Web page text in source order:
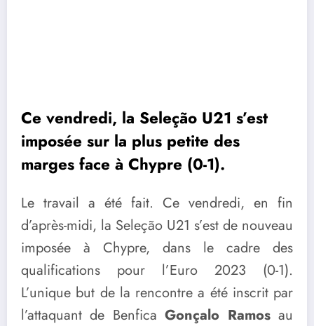
Ce vendredi, la Seleção U21 s’est
imposée sur la plus petite des
marges face à Chypre (0-1).
Le travail a été fait. Ce vendredi, en fin
d’après-midi, la Seleção U21 s’est de nouveau
imposée à Chypre, dans le cadre des
qualifications pour l’Euro 2023 (0-1).
L’unique but de la rencontre a été inscrit par
l’attaquant de BenficaGonçalo Ramosau